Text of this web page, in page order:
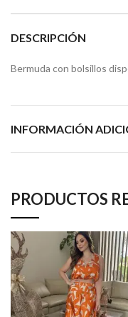
DESCRIPCIÓN
Bermuda con bolsillos
INFORMACIÓN
PRODUCTOS